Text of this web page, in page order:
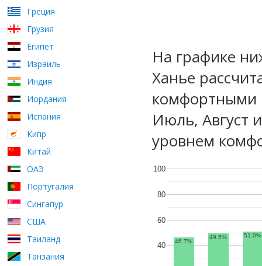
Греция
Грузия
Египет
Израиль
Индия
Иордания
Испания
Кипр
Китай
ОАЭ
Португалия
Сингапур
США
Таиланд
Танзания
На графике
Ханье
комфортными
Июль, Август
уровнем
40
60
80
100
46.7%
49.5% 51.0%